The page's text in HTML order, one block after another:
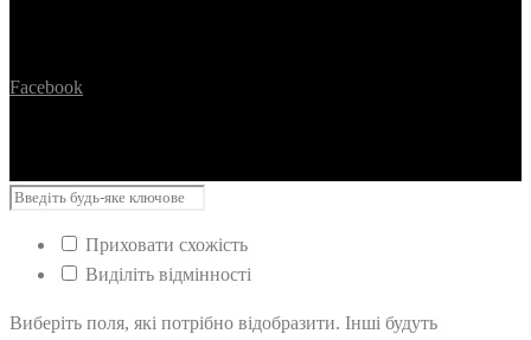
Facebook
Приховати схожість
Виділіть відмінності
Виберіть поля, які потрібно відобразити. Інші будуть